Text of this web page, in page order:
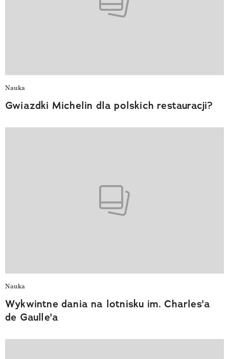
Nauka
Gwiazdki Michelin dla polskich restauracji?
Nauka
Wykwintne dania na lotnisku im. Charles'a
de Gaulle'a